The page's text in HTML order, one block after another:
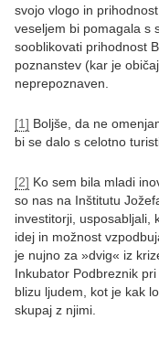
svojo vlogo in
veseljem bi pomagala s
sooblikovati prihodnost
poznanstev (kar je
neprepoznaven.
[1] Boljše, da ne
bi se dalo s celotno
[2] Ko sem bila mladi
so nas na Inštitutu
investitorji, usposabljali,
idej in možnost
je nujno za »dvig« iz
Inkubator Podbreznik
blizu ljudem, kot je kak
skupaj z njimi.